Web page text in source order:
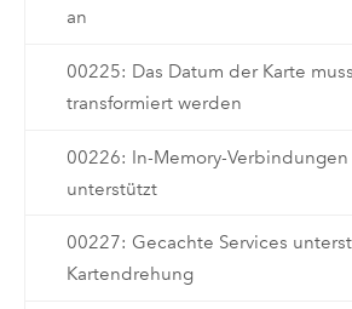
an
00225: Das Datum der Karte
transformiert werden
00226: In-Memory-
unterstützt
00227: Gecachte Services
Kartendrehung